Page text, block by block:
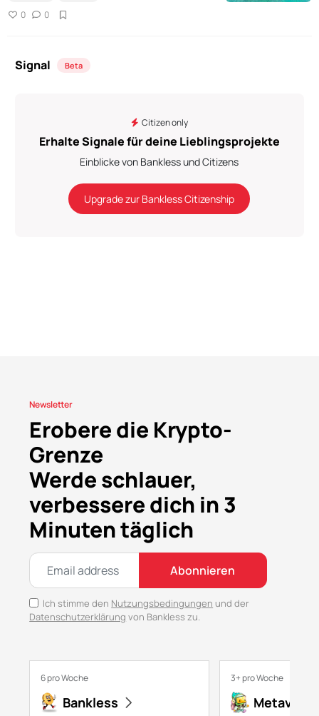
0 0
Signal Beta
Citizen only
Erhalte Signale für deine Lieblingsprojekte
Einblicke von Bankless und Citizens
Upgrade zur Bankless Citizenship
Newsletter
Erobere die Krypto-
Grenze
Werde schlauer,
verbessere dich in 3
Minuten täglich
Abonnieren
Ich stimme den Nutzungsbedingungen und der
Datenschutzerklärung von Bankless zu.
6 pro Woche
Bankless
3+ pro Woche